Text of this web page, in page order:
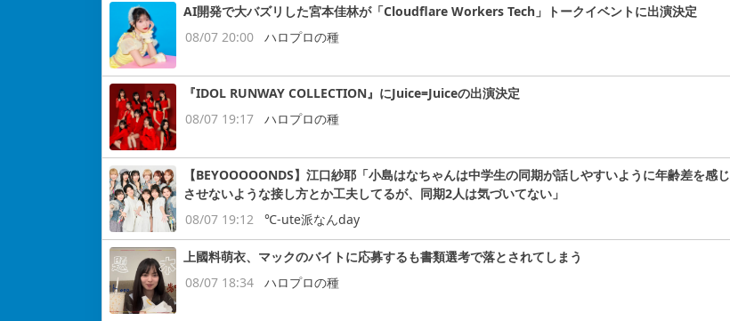
AI開発で大バズリした宮本佳林が「Cloudflare Workers Tech」トークイベントに出演決定
08/07 20:00
ハロプロの種
『IDOL RUNWAY COLLECTION』にJuice=Juiceの出演決定
08/07 19:17
ハロプロの種
【BEYOOOOONDS】江口紗耶「小島はなちゃんは中学生の同期が話しやすいように年齢差を感じ
させないような接し方とか工夫してるが、同期2人は気づいてない」
08/07 19:12
℃-ute派なんday
上國料萌衣、マックのバイトに応募するも書類選考で落とされてしまう
08/07 18:34
ハロプロの種